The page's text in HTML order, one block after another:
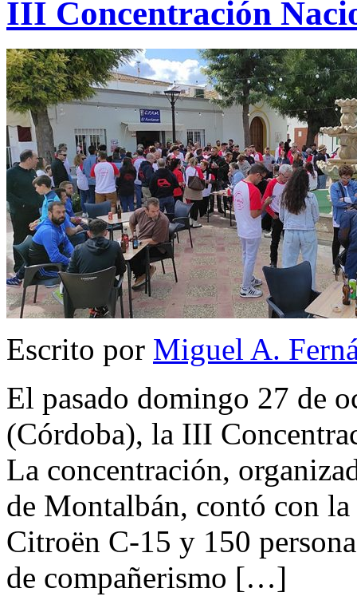
III Concentración
Escrito por Miguel A.
El pasado domingo 27 de
(Córdoba), la III
La concentración,
de Montalbán, contó con
Citroën C-15 y 150
de compañerismo […]